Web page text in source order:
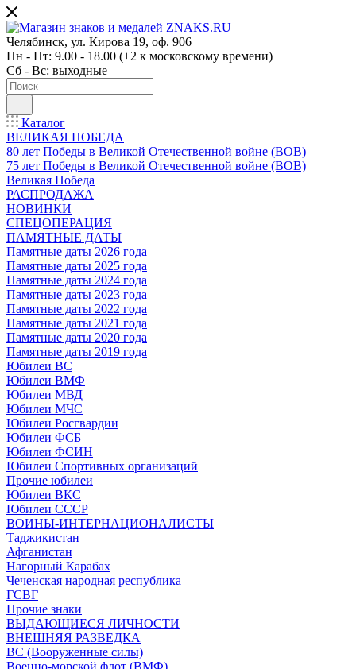
Челябинск, ул. Кирова 19, оф. 906
Пн - Пт: 9.00 - 18.00 (+2 к московскому времени)
Сб - Вс: выходные
Каталог
ВЕЛИКАЯ ПОБЕДА
80 лет Победы в Великой Отечественной войне (ВОВ)
75 лет Победы в Великой Отечественной войне (ВОВ)
Великая Победа
РАСПРОДАЖА
НОВИНКИ
СПЕЦОПЕРАЦИЯ
ПАМЯТНЫЕ ДАТЫ
Памятные даты 2026 года
Памятные даты 2025 года
Памятные даты 2024 года
Памятные даты 2023 года
Памятные даты 2022 года
Памятные даты 2021 года
Памятные даты 2020 года
Памятные даты 2019 года
Юбилеи ВС
Юбилеи ВМФ
Юбилеи МВД
Юбилеи МЧС
Юбилеи Росгвардии
Юбилеи ФСБ
Юбилеи ФСИН
Юбилеи Спортивных организаций
Прочие юбилеи
Юбилеи ВКС
Юбилеи СССР
ВОИНЫ-ИНТЕРНАЦИОНАЛИСТЫ
Таджикистан
Афганистан
Нагорный Карабах
Чеченская народная республика
ГСВГ
Прочие знаки
ВЫДАЮЩИЕСЯ ЛИЧНОСТИ
ВНЕШНЯЯ РАЗВЕДКА
ВС (Вооруженные силы)
Военно-морской флот (ВМФ)